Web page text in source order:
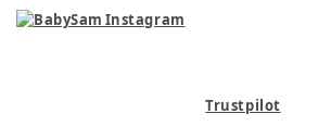
Trustpilot